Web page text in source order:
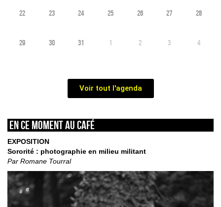
22 23 24 25 26 27 28
29 30 31 1 2 3 4
Voir tout l'agenda
En ce moment au café
EXPOSITION
Sororité : photographie en milieu militant
Par Romane Tourral